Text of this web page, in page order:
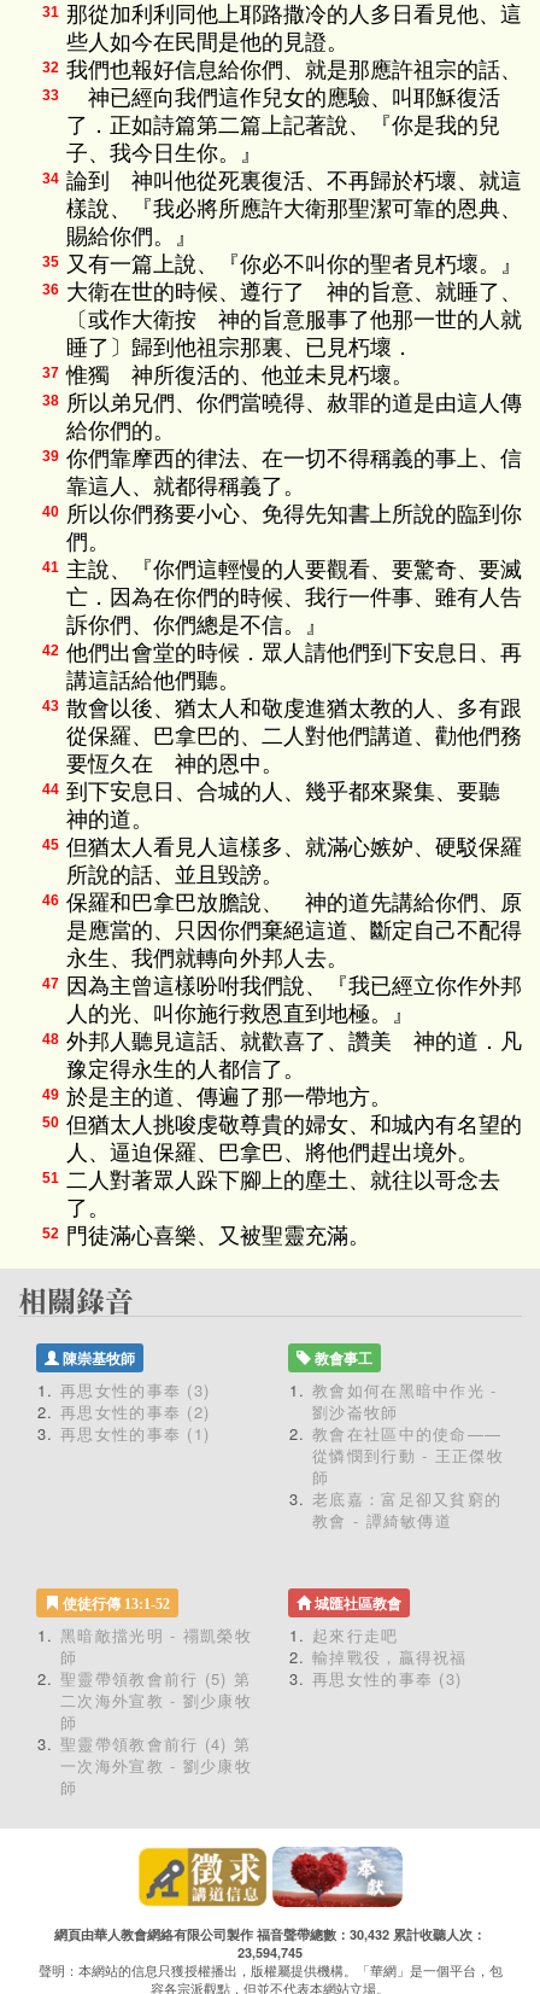
31 那從加利利同他上耶路撒冷的人多日看見他、這
些人如今在民間是他的見證。
32 我們也報好信息給你們、就是那應許祖宗的話、
33
神已經向我們這作兒女的應驗、叫耶穌復活
了．正如詩篇第二篇上記著說、『你是我的兒
子、我今日生你。』
34 論到 神叫他從死裏復活、不再歸於朽壞、就這
樣說、『我必將所應許大衛那聖潔可靠的恩典、
賜給你們。』
35 又有一篇上說、『你必不叫你的聖者見朽壞。』
36 大衛在世的時候、遵行了 神的旨意、就睡了、
〔或作大衛按 神的旨意服事了他那一世的人就
睡了〕歸到他祖宗那裏、已見朽壞．
37 惟獨 神所復活的、他並未見朽壞。
38 所以弟兄們、你們當曉得、赦罪的道是由這人傳
給你們的。
39 你們靠摩西的律法、在一切不得稱義的事上、信
靠這人、就都得稱義了。
40 所以你們務要小心、免得先知書上所說的臨到你
們。
41 主說、『你們這輕慢的人要觀看、要驚奇、要滅
亡．因為在你們的時候、我行一件事、雖有人告
訴你們、你們總是不信。』
42 他們出會堂的時候．眾人請他們到下安息日、再
講這話給他們聽。
43 散會以後、猶太人和敬虔進猶太教的人、多有跟
從保羅、巴拿巴的、二人對他們講道、勸他們務
要恆久在 神的恩中。
44 到下安息日、合城的人、幾乎都來聚集、要聽
神的道。
45 但猶太人看見人這樣多、就滿心嫉妒、硬駁保羅
所說的話、並且毀謗。
46 保羅和巴拿巴放膽說、 神的道先講給你們、原
是應當的、只因你們棄絕這道、斷定自己不配得
永生、我們就轉向外邦人去。
47
因為主曾這樣吩咐我們說、『我已經立你作外邦
人的光、叫你施行救恩直到地極。』
48 外邦人聽見這話、就歡喜了、讚美 神的道．凡
豫定得永生的人都信了。
49 於是主的道、傳遍了那一帶地方。
50 但猶太人挑唆虔敬尊貴的婦女、和城內有名望的
人、逼迫保羅、巴拿巴、將他們趕出境外。
51 二人對著眾人跺下腳上的塵土、就往以哥念去
了。
52 門徒滿心喜樂、又被聖靈充滿。
陳崇基牧師
再思女性的事奉 (3)
再思女性的事奉 (2)
再思女性的事奉 (1)
教會事工
教會如何在黑暗中作光 -
劉沙崙牧師
教會在社區中的使命——
從憐憫到行動 - 王正傑牧
師
老底嘉：富足卻又貧窮的
教會 - 譚綺敏傳道
使徒行傳 13:1-52
黑暗敵擋光明 - 禤凱榮牧
師
聖靈帶領教會前行 (5) 第
二次海外宣教 - 劉少康牧
師
聖靈帶領教會前行 (4) 第
一次海外宣教 - 劉少康牧
師
城匯社區教會
起來行走吧
輸掉戰役，贏得祝福
再思女性的事奉 (3)
網頁由華人教會網絡有限公司製作 福音聲帶總數：30,432 累計收聽人次：
23,594,745
聲明：本網站的信息只獲授權播出，版權屬提供機構。「華網」是一個平台，包
容各宗派觀點，但並不代表本網站立場。